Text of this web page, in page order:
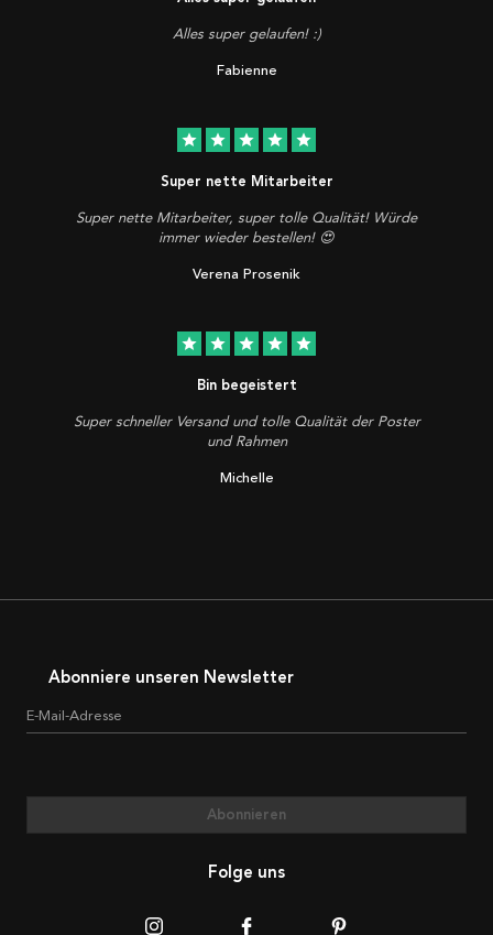
Alles super gelaufen! :)
Fabienne
star star star star star
Super nette Mitarbeiter
Super nette Mitarbeiter, super tolle Qualität! Würde
immer wieder bestellen! 😍
Verena Prosenik
star star star star star
Bin begeistert
Super schneller Versand und tolle Qualität der Poster
und Rahmen
Michelle
Abonniere unseren Newsletter
E-Mail-Adresse
Abonnieren
Folge uns